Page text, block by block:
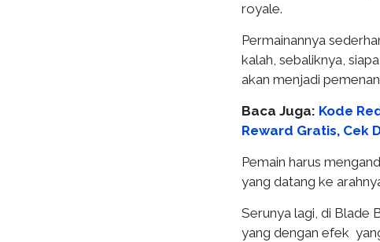
royale.
Permainannya
kalah, sebaliknya,
akan menjadi
Baca Juga: Kode
Reward Gratis, Cek
Pemain harus
yang datang ke
Serunya lagi, di Blade
yang dengan efek